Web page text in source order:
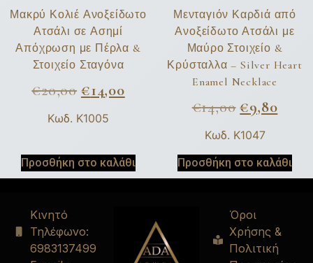
Μακρύ Κολιέ Ανοξείδωτο
Ατσάλι σε Ασημί
Απόχρωση με Πέρλα &
Στοιχείο Σταγόνα
€20,00 €14,00
Κωδ. K1005
Προσθήκη στο καλάθι
Μενταγιόν Καρδιά από
Ανοξείδωτο Ατσάλι με
Μαύρο Στοιχείο &
Κρύσταλλα – Silver Heart
Enamel Necklace
€14,00 €9,80
Κωδ. K1047
Προσθήκη στο καλάθι
Κινητό
Τηλέφωνο:
6983137499
Όροι
Χρήσης &
Πολιτική